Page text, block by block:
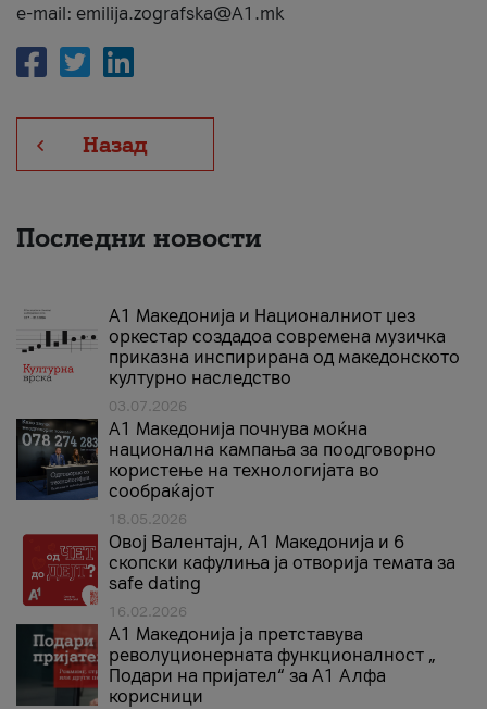
e-mail: emilija.zografska@A1.mk
Назад
Последни новости
А1 Македонија и Националниот џез
оркестар создадоа современа музичка
приказна инспирирана од македонското
културно наследство
03.07.2026
A1 Македонија почнува моќна
национална кампања за поодговорно
користење на технологијата во
сообраќајот
18.05.2026
Овој Валентајн, A1 Македонија и 6
скопски кафулиња ја отворија темата за
safe dating
16.02.2026
А1 Македонија ја претставува
револуционерната функционалност „
Подари на пријател“ за А1 Алфа
корисници